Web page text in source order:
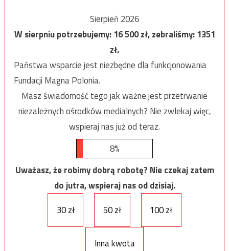
Sierpień 2026
W sierpniu potrzebujemy:16 500zł, zebraliśmy:1351
zł.
Państwa wsparcie jest niezbędne dla funkcjonowania
Fundacji Magna Polonia.
Masz świadomość tego jak ważne jest przetrwanie
niezależnych ośrodków medialnych? Nie zwlekaj więc,
wspieraj nas już od teraz.
8%
Uważasz, że robimy dobrą robotę? Nie czekaj zatem
do jutra, wspieraj nas od dzisiaj.
30 zł
50 zł 100 zł
Inna kwota